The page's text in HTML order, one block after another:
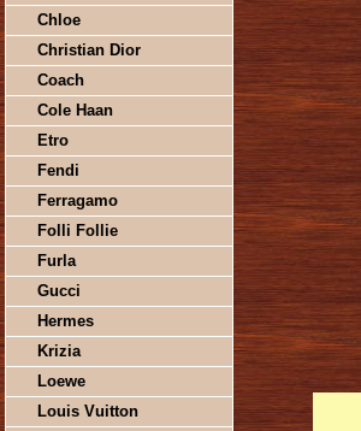
Chloe
Christian Dior
Coach
Cole Haan
Etro
Fendi
Ferragamo
Folli Follie
Furla
Gucci
Hermes
Krizia
Loewe
Louis Vuitton